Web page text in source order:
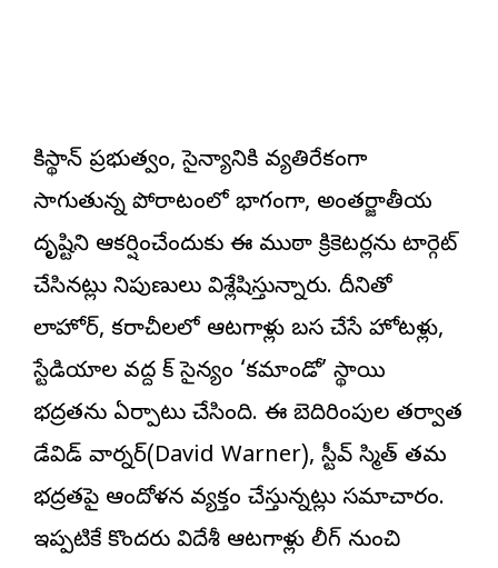
పాకిస్థాన్ ప్రభుత్వం, సైన్యానికి వ్యతిరేకంగా
సాగుతున్న పోరాటంలో భాగంగా, అంతర్జాతీయ
దృష్టిని ఆకర్షించేందుకు ఈ ముఠా క్రికెటర్లను టార్గెట్
చేసినట్లు నిపుణులు విశ్లేషిస్తున్నారు. దీనితో
లాహోర్, కరాచీలలో ఆటగాళ్లు బస చేసే హోటళ్లు,
స్టేడియాల వద్ద పాక్ సైన్యం ‘కమాండో’ స్థాయి
భద్రతను ఏర్పాటు చేసింది. ఈ బెదిరింపుల తర్వాత
డేవిడ్ వార్నర్(David Warner), స్టీవ్ స్మిత్ తమ
భద్రతపై ఆందోళన వ్యక్తం చేస్తున్నట్లు సమాచారం.
ఇప్పటికే కొందరు విదేశీ ఆటగాళ్లు లీగ్ నుంచి